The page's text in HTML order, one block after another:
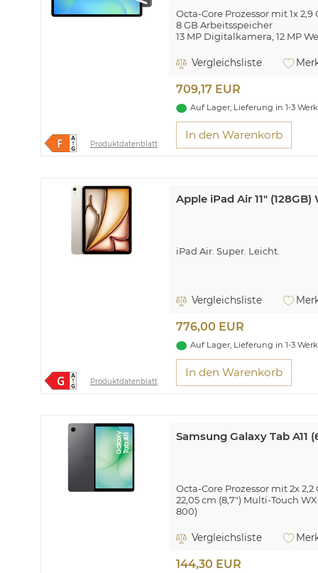
Octa-Core Prozessor mit 1x 2,9
8 GB Arbeitsspeicher
13 MP Digitalkamera, 12 MP
Android™ 15.0 Betriebssystem
S Pen + USB Type-C
Viel sehen, viel erleben -
und mehr
Vergleichsliste
709,17 EUR
Auf Lager, Lieferung in 1-3
In den Warenkorb
Produktdatenblatt
Apple iPad Air 11"
iPad Air. Super. Leicht.
Vergleichsliste
776,00 EUR
Auf Lager, Lieferung in 1-3
In den Warenkorb
Produktdatenblatt
Samsung Galaxy Tab A11
Octa-Core Prozessor mit 2x 2,2
22,05 cm (8,7") Multi-Touch
800)
8 MP Digitalkamera, 5 MP
Wi-Fi 5 (802.11ac), Bluetooth®
Android™ 15.0 Betriebssystem
Vergleichsliste
144,30 EUR